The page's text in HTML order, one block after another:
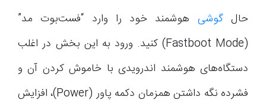
حالگوشی هوشمند خود را وارد “فست‌بوت مد”
(Fastboot Mode) کنید. ورود به این بخش در اغلب
دستگاه‌های هوشمند اندرویدی با خاموش کردن آن و
فشرده نگه داشتن همزمان دکمه پاور (Power)، افزایش